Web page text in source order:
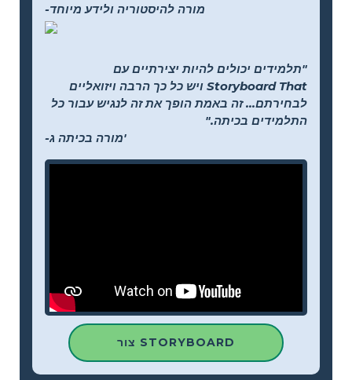
-מורה להיסטוריה ולידע מיוחד
"תלמידים יכולים להיות יצירתיים עם
Storyboard That ויש כל כך הרבה ויזואליים
לבחירתם... זה באמת הופך את זה לנגיש עבור כל
התלמידים בכיתה."
-מורה בכיתה ג'
צור STORYBOARD